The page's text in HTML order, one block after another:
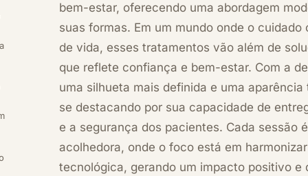
bem-estar, oferecendo uma abordagem
suas formas. Em um mundo onde o
de vida, esses tratamentos vão além de
que reflete confiança e bem-estar. Com a
uma silhueta mais definida e uma
se destacando por sua capacidade de
e a segurança dos pacientes. Cada sessão
acolhedora, onde o foco está em
tecnológica, gerando um impacto positivo e